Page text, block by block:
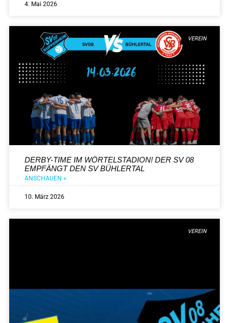
4. Mai 2026
VEREIN
DERBY-TIME IM WÖRTELSTADION! DER SV 08
EMPFÄNGT DEN SV BÜHLERTAL
ANSCHAUEN »
10. März 2026
VEREIN